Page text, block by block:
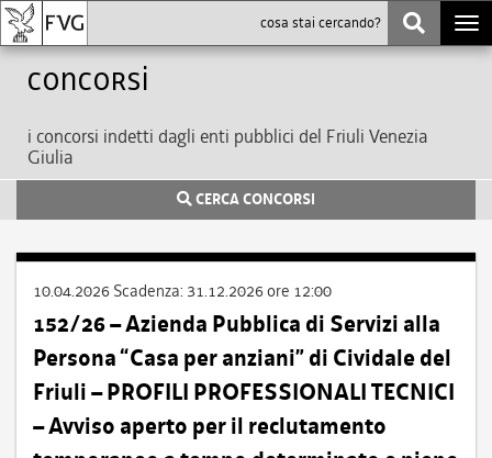
Concorsi
i concorsi indetti dagli enti pubblici del Friuli Venezia
Giulia
CERCA CONCORSI
10.04.2026 Scadenza: 31.12.2026 ore 12:00
152/26 – Azienda Pubblica di Servizi alla
Persona “Casa per anziani” di Cividale del
Friuli – PROFILI PROFESSIONALI TECNICI
– Avviso aperto per il reclutamento